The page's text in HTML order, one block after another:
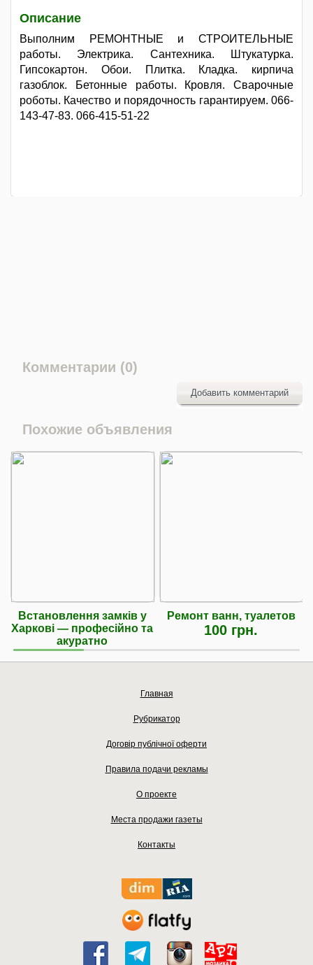
Описание
Выполним РЕМОНТНЫЕ и СТРОИТЕЛЬНЫЕ
работы. Электрика. Сантехника. Штукатурка.
Гипсокартон. Обои. Плитка. Кладка. кирпича
газоблок. Бетонные работы. Кровля. Сварочные
роботы. Качество и порядочность гарантируем. 066-
143-47-83. 066-415-51-22
Комментарии (0)
Добавить комментарий
Похожие объявления
Встановлення замків у
Харкові — професійно та
акуратно
Ремонт ванн, туалетов
100 грн.
Главная
Рубрикатор
Договір публічної оферти
Правила подачи рекламы
О проекте
Места продажи газеты
Контакты